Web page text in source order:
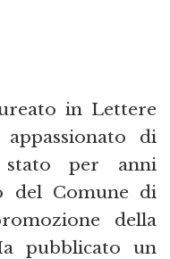
in Lettere
di
stato per anni
del Comune di
della
pubblicato un